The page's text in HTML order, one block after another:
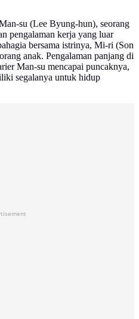
su (Lee Byung-hun), seorang
pengalaman kerja yang luar
bersama istrinya, Mi-ri (Son
anak. Pengalaman panjang di
Man-su mencapai puncaknya,
segalanya untuk hidup